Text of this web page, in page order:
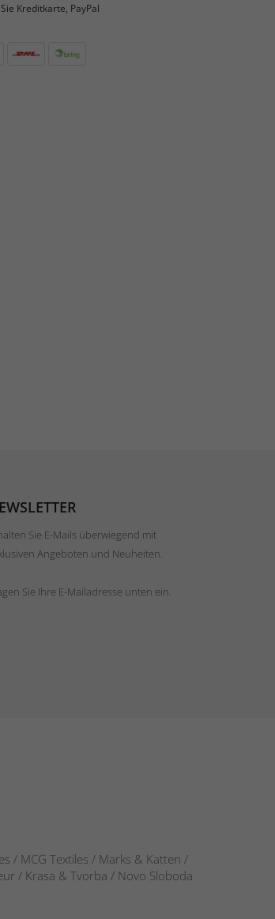
Kreditkarte, PayPal
Sie E-Mails überwiegend mit
Angeboten und Neuheiten.
Sie Ihre E-Mailadresse unten ein.
/ MCG Textiles / Marks & Katten /
/ Krasa & Tvorba / Novo Sloboda